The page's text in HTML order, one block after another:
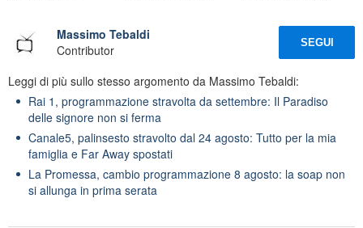
Massimo Tebaldi
Contributor
SEGUI
Leggi di più sullo stesso argomento da Massimo Tebaldi:
Rai 1, programmazione stravolta da settembre: Il Paradiso
delle signore non si ferma
Canale5, palinsesto stravolto dal 24 agosto: Tutto per la mia
famiglia e Far Away spostati
La Promessa, cambio programmazione 8 agosto: la soap non
si allunga in prima serata